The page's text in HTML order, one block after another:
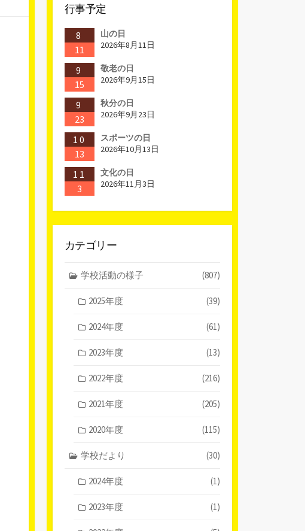
行事予定
8
11
山の日
2026年8月11日
9
15
敬老の日
2026年9月15日
9
23
秋分の日
2026年9月23日
10
13
スポーツの日
2026年10月13日
11
3
文化の日
2026年11月3日
カテゴリー
学校活動の様子 (807)
2025年度 (39)
2024年度 (61)
2023年度 (13)
2022年度 (216)
2021年度 (205)
2020年度 (115)
学校だより (30)
2024年度 (1)
2023年度 (1)